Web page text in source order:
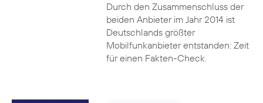
Durch den Zusammenschluss der
beiden Anbieter im Jahr 2014 ist
Deutschlands größter
Mobilfunkanbieter entstanden: Zeit
für einen Fakten-Check.